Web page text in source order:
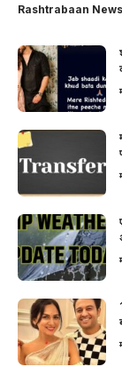
Rashtrabaan News